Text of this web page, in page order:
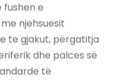
fushen e
njehsuesit
te gjakut, përgatitja
dhe palces së
të